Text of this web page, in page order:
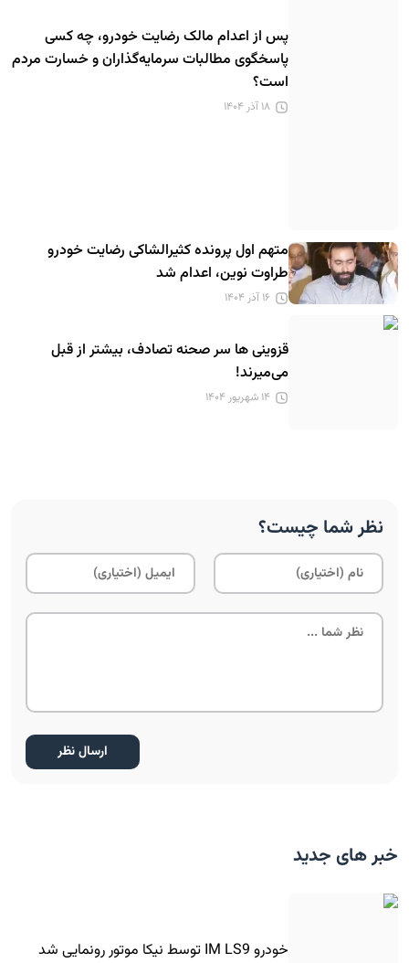
پس از اعدام مالک رضایت خودرو، چه کسی
پاسخگوی مطالبات سرمایه‌گذاران و خسارت مردم
است؟
۱۸ آذر ۱۴۰۴
متهم اول پرونده کثیرالشاکی رضایت خودرو
طراوت نوین، اعدام شد
۱۶ آذر ۱۴۰۴
قزوینی ها سر صحنه تصادف، بیشتر از قبل
می‌میرند!
۱۴ شهریور ۱۴۰۴
نظر شما چیست؟
خبر های جدید
خودرو IM LS9 توسط نیکا موتور رونمایی شد